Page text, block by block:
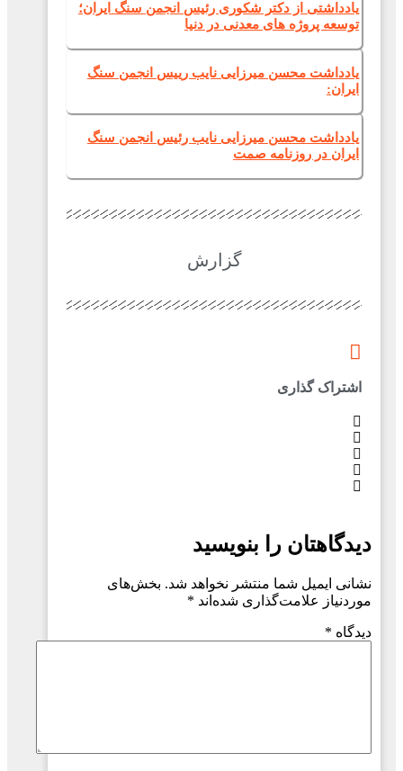
یادداشتی از دکتر شکوری رئیس انجمن سنگ ایران؛
توسعه پروژه های معدنی در دنیا
یادداشت محسن میرزایی نایب رییس انجمن سنگ
ایران:
یادداشت محسن میرزایی نایب رئیس انجمن سنگ
ایران در روزنامه صمت
گزارش
اشتراک گذاری
دیدگاهتان را بنویسید
نشانی ایمیل شما منتشر نخواهد شد. بخش‌های
موردنیاز علامت‌گذاری شده‌اند *
دیدگاه *